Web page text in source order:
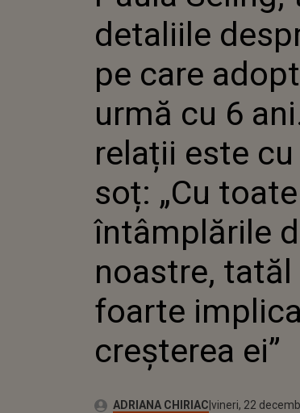
detaliile
pe care
urmă cu 6
relații este
soț: „Cu toate
întâmplările
noastre, tatăl
foarte
creșterea ei”
Autor:ADRIANA CHIRIACPublicat:
joi, 22 decembrie
Actualizat:
vineri, 22